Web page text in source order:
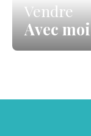
Vendre
Avec moi